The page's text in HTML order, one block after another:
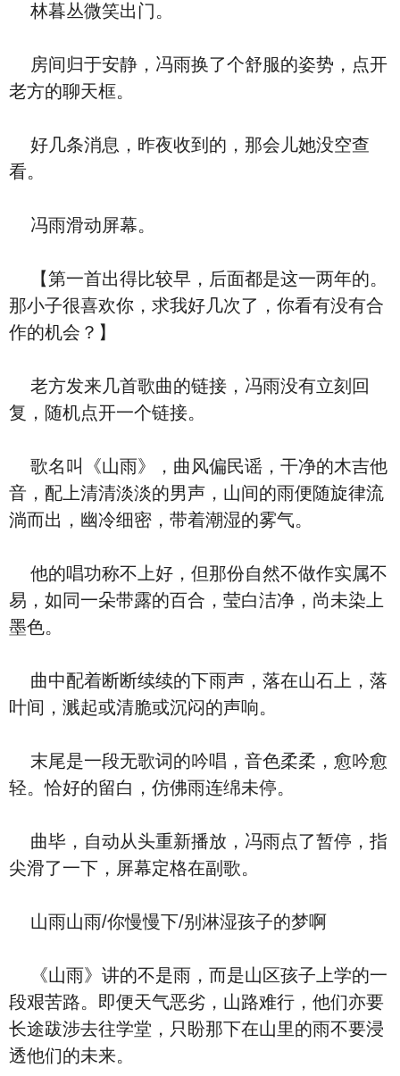
林暮丛微笑出门。
房间归于安静，冯雨换了个舒服的姿势，点开
老方的聊天框。
好几条消息，昨夜收到的，那会儿她没空查
看。
冯雨滑动屏幕。
【第一首出得比较早，后面都是这一两年的。
那小子很喜欢你，求我好几次了，你看有没有合
作的机会？】
老方发来几首歌曲的链接，冯雨没有立刻回
复，随机点开一个链接。
歌名叫《山雨》，曲风偏民谣，干净的木吉他
音，配上清清淡淡的男声，山间的雨便随旋律流
淌而出，幽冷细密，带着潮湿的雾气。
他的唱功称不上好，但那份自然不做作实属不
易，如同一朵带露的百合，莹白洁净，尚未染上
墨色。
曲中配着断断续续的下雨声，落在山石上，落
叶间，溅起或清脆或沉闷的声响。
末尾是一段无歌词的吟唱，音色柔柔，愈吟愈
轻。恰好的留白，仿佛雨连绵未停。
曲毕，自动从头重新播放，冯雨点了暂停，指
尖滑了一下，屏幕定格在副歌。
山雨山雨/你慢慢下/别淋湿孩子的梦啊
《山雨》讲的不是雨，而是山区孩子上学的一
段艰苦路。即便天气恶劣，山路难行，他们亦要
长途跋涉去往学堂，只盼那下在山里的雨不要浸
透他们的未来。